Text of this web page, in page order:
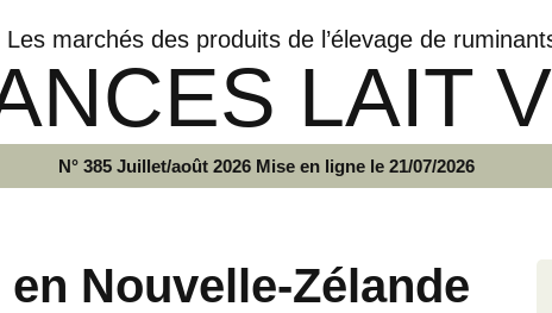
Les marchés des produits de l’élevage de
LAIT
N° 385 Juillet/août 2026 Mise en ligne le 21/07/2026
Nouvelle-Zélande